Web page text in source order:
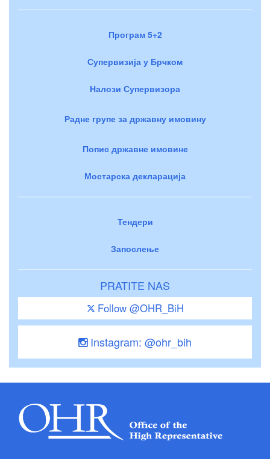
Програм 5+2
Супервизија у Брчком
Налози Супервизора
Радне групе за државну имовину
Попис државне имовине
Мостарска декларација
Тендери
Запослење
PRATITE NAS
Follow @OHR_BiH
Instagram: @ohr_bih